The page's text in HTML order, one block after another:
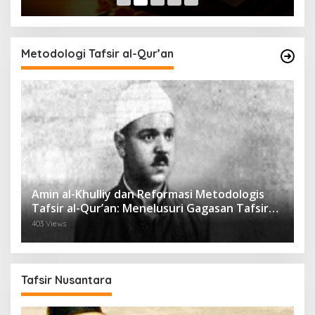
Metodologi Tafsir al-Qur’an
Amin al-Khulliy dan Reformasi Metodologis
Tafsir al-Qur’an: Menelusuri Gagasan Tafsir
Sastrawi dalam Tradisi Keilmuan Islam Modern
403 Views
Tafsir Nusantara